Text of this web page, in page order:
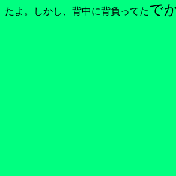
たよ。しかし、背中に背負ってたで